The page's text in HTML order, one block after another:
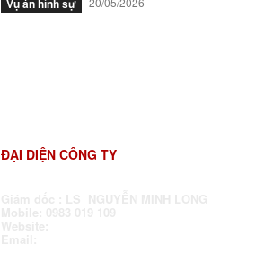
Vụ án hình sự
ĐẠI DIỆN CÔNG TY